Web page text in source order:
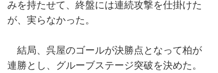
みを持たせて、終盤には連続攻撃を仕掛けた
が、実らなかった。
結局、呉屋のゴールが決勝点となって柏が
連勝とし、グルーブステージ突破を決めた。